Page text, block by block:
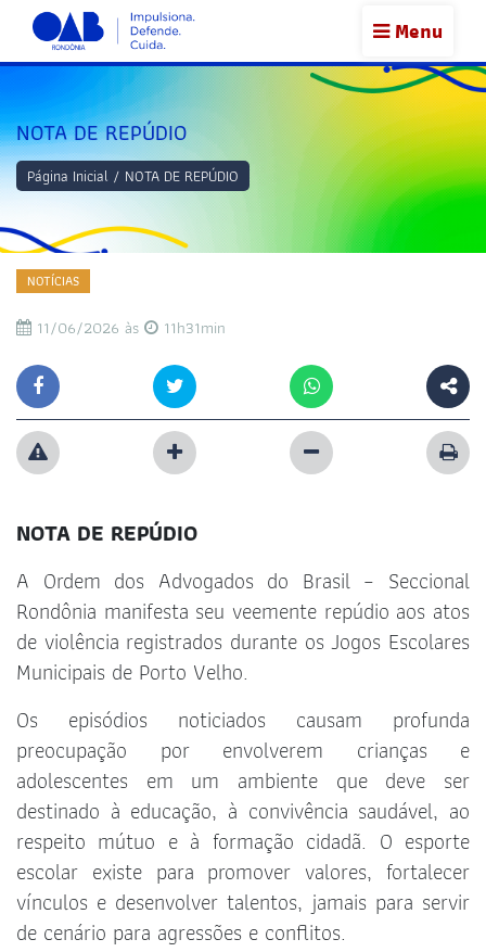
Menu
NOTA DE REPÚDIO
Página Inicial / NOTA DE REPÚDIO
NOTÍCIAS
11/06/2026 às 11h31min
NOTA DE REPÚDIO
A Ordem dos Advogados do Brasil – Seccional
Rondônia manifesta seu veemente repúdio aos atos
de violência registrados durante os Jogos Escolares
Municipais de Porto Velho.
Os episódios noticiados causam profunda
preocupação por envolverem crianças e
adolescentes em um ambiente que deve ser
destinado à educação, à convivência saudável, ao
respeito mútuo e à formação cidadã. O esporte
escolar existe para promover valores, fortalecer
vínculos e desenvolver talentos, jamais para servir
de cenário para agressões e conflitos.